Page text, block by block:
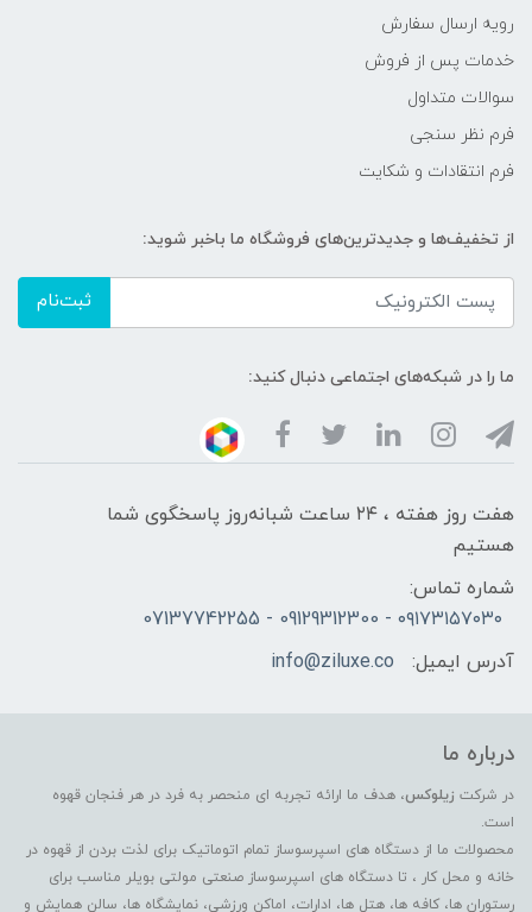
رویه ارسال سفارش
خدمات پس از فروش
سوالات متداول
فرم نظر سنجی
فرم انتقادات و شکایت
از تخفیف‌ها و جدیدترین‌های فروشگاه ما باخبر شوید:
ثبت‌نام
ما را در شبکه‌های اجتماعی دنبال کنید:
هفت روز هفته ، ۲۴ ساعت شبانه‌روز پاسخگوی شما
هستیم
شماره تماس:
۰۹۱۷۳۱۵۷۰۳۰ - 09129312300 - 07137742255
آدرس ایمیل:
info@ziluxe.co
درباره ما
در شرکت زیلوکس، هدف ما ارائه تجربه ای منحصر به فرد در هر فنجان قهوه
است.
محصولات ما از دستگاه های اسپرسوساز تمام اتوماتیک برای لذت بردن از قهوه در
خانه و محل کار ، تا دستگاه های اسپرسوساز صنعتی مولتی بویلر مناسب برای
رستوران ها، کافه ها، هتل ها، ادارات، اماکن ورزشی، نمایشگاه ها، سالن همایش و